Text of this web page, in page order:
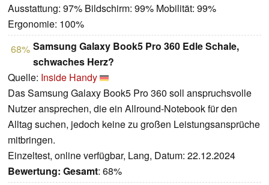
Ausstattung: 97% Bildschirm: 99% Mobilität: 99%
Ergonomie: 100%
68% Samsung Galaxy Book5 Pro 360 Edle Schale,
schwaches Herz?
Quelle: Inside Handy
Das Samsung Galaxy Book5 Pro 360 soll anspruchsvolle
Nutzer ansprechen, die ein Allround-Notebook für den
Alltag suchen, jedoch keine zu großen Leistungsansprüche
mitbringen.
Einzeltest, online verfügbar, Lang, Datum: 22.12.2024
Bewertung: Gesamt: 68%